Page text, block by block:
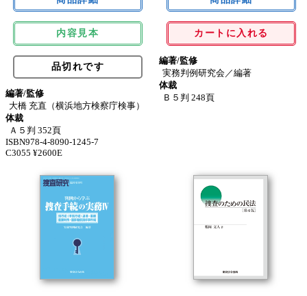
内容見本
品切れです
編著/監修
大橋 充直（横浜地方検察庁検事）
体裁
Ａ５判 352頁
ISBN978-4-8090-1245-7
C3055 ¥2600E
カートに入れる
編著/監修
実務判例研究会／編著
体裁
Ｂ５判 248頁